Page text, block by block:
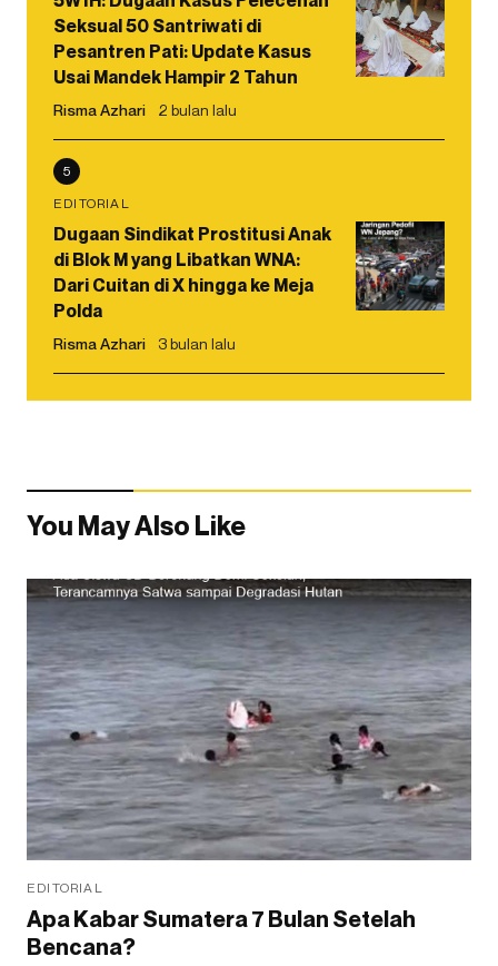
Seksual 50 Santriwati di
Pesantren Pati: Update Kasus
Usai Mandek Hampir 2 Tahun
Risma Azhari 2 bulan lalu
5
EDITORIAL
Dugaan Sindikat Prostitusi Anak
di Blok M yang Libatkan WNA:
Dari Cuitan di X hingga ke Meja
Polda
Risma Azhari 3 bulan lalu
You May Also Like
EDITORIAL
Apa Kabar Sumatera 7 Bulan Setelah
Bencana?